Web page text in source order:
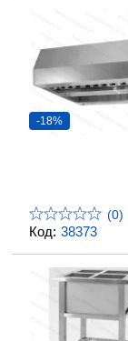
Код: 38373
-18%
(0)